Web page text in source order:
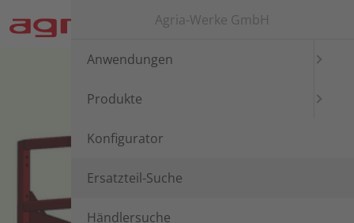
Agria-Werke GmbH
Anwendungen
Produkte
Konfigurator
Ersatzteil-Suche
Händlersuche